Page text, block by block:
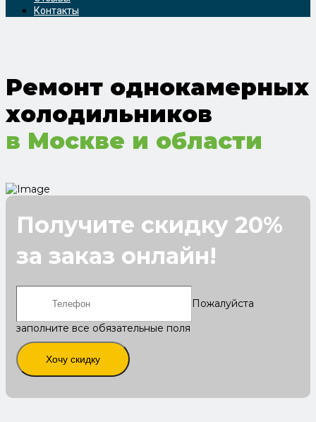
Контакты
Ремонт однокамерных
холодильников
в Москве и области
Получите скидку 20%
за заказ онлайн!
Пожалуйста
заполните все обязательные поля
Хочу скидку